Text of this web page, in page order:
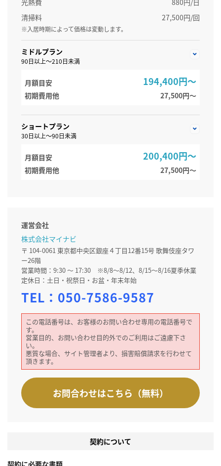
光熱費
880円/日
清掃料
27,500円/回
※入居時期によって価格は変動します。
ミドルプラン
90日以上～210日未満
月額目安 194,400円～
初期費用他 27,500円〜
ショートプラン
30日以上～90日未満
月額目安 200,400円～
初期費用他 27,500円〜
運営会社
株式会社マイナビ
〒 104-0061 東京都中央区銀座４丁目12番15号 歌舞伎座タワ
ー26階
営業時間：9:30 ～ 17:30 ※8/8～8/12、8/15～8/16夏季休業
定休日：土日・祝祭日・お盆・年末年始
TEL： 050-7586-9587
この電話番号は、お客様のお問い合わせ専用の電話番号で
す。
営業目的、お問い合わせ目的外でのご利用はご遠慮下さ
い。
悪質な場合、サイト管理者より、損害賠償請求を行わせて
頂きます。
お問合わせはこちら（無料）
契約について